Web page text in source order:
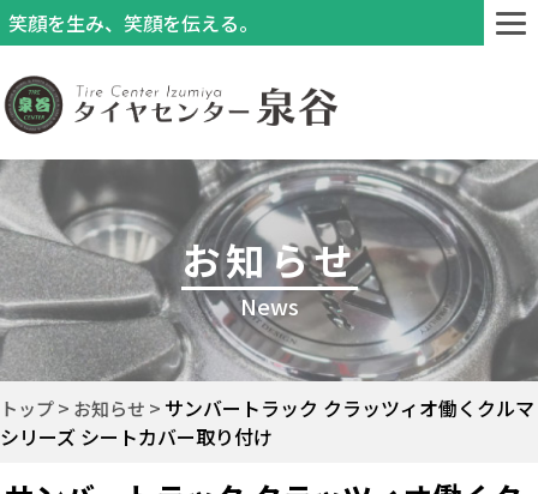
笑顔を生み、笑顔を伝える。
お知らせ
News
トップ お知らせ
サンバートラック クラッツィオ働くクルマ
シリーズ シートカバー取り付け